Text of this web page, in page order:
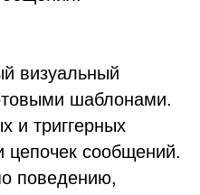
визуальный
шаблонами.
и триггерных
цепочек сообщений.
поведению,